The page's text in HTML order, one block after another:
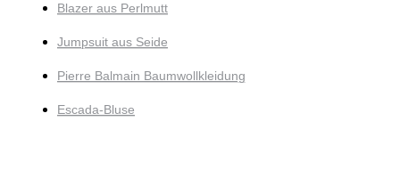
Blazer aus Perlmutt
Jumpsuit aus Seide
Pierre Balmain Baumwollkleidung
Escada-Bluse